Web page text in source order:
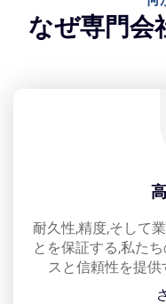
なぜ専門会
耐久性,精度,そして
とを保証する,私た
スと信頼性を提